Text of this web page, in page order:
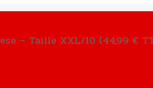
de l’article
– Taille XXL/10 (44,99 €